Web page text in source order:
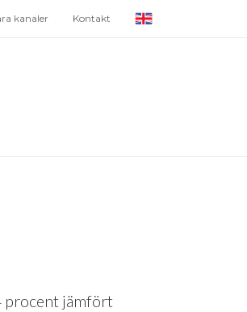
kanaler Kontakt
procent jämfört